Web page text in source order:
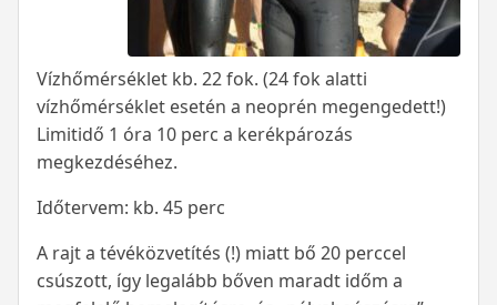
Vízhőmérséklet kb. 22 fok. (24 fok alatti
vízhőmérséklet esetén a neoprén megengedett!)
Limitidő 1 óra 10 perc a kerékpározás
megkezdéséhez.
Időtervem: kb. 45 perc
A rajt a tévéközvetítés (!) miatt bő 20 perccel
csúszott, így legalább bőven maradt időm a